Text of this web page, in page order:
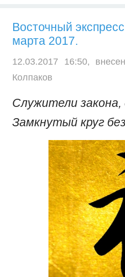
Восточный
марта 2017.
12.03.2017 16:50,
Колпаков
Служители
Замкнутый круг